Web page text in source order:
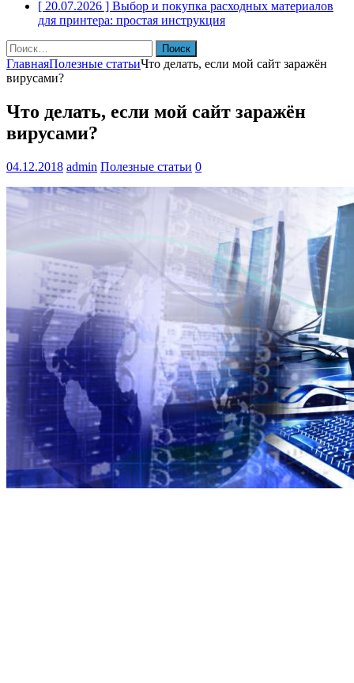
[ 20.07.2026 ] Выбор и покупка расходных материалов
для принтера: простая инструкция
Найти:
ГлавнаяПолезные статьиЧто делать, если мой сайт заражён
вирусами?
Что делать, если мой сайт заражён
вирусами?
04.12.2018 admin Полезные статьи 0